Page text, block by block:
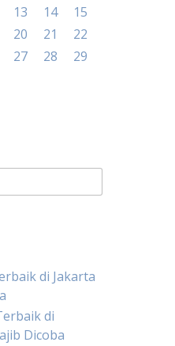
13 14
15
20 21
22
27 28
29
di Jakarta
di
Dicoba